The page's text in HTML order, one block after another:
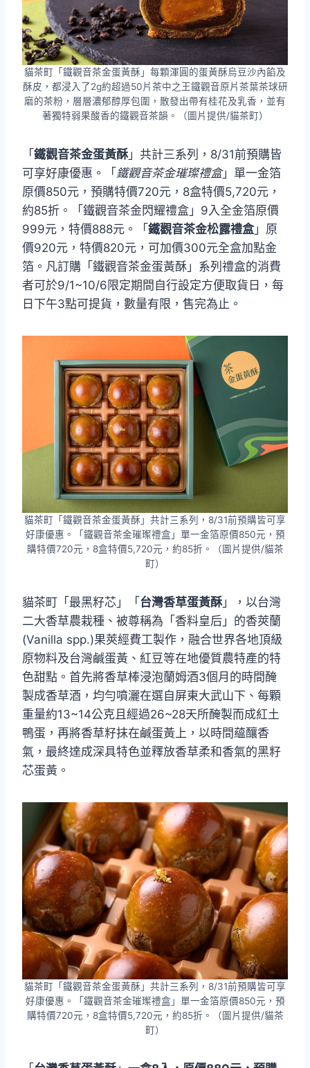
貓茶町「鐵觀音茶金蛋黃酥」每顆渾圓的蛋黃酥烏豆沙內餡及
酥皮，都浸入了2g約超過50片茶中之王鐵觀音原片茶葉茶球研
磨的茶粉，層層濃郁醇厚包圍，散發出帶有桂花及乳香，並有
著獨特弱果酸香的鐵觀音茶韻。（圖片提供/貓茶町）
「 鐵觀音茶金蛋黃酥」共計三系列，8/31前預購皆
可享好康優惠。「 鐵觀音茶金璀璨禮盒」單一金箔
原價850元，預購特價720元，8盒特價5,720元，
約85折。「鐵觀音茶金閃耀禮盒」9入全金箔原價
999元，特價888元。「 鐵觀音茶金松露禮盒」原
價920元，特價820元，可加價300元全盒加點金
箔。凡訂購「鐵觀音茶金蛋黃酥」系列禮盒的消費
者可於9/1~10/6限定期間自行設定方便取貨日，每
日下午3點可提貨，數量有限，售完為止。
貓茶町「鐵觀音茶金蛋黃酥」共計三系列，8/31前預購皆可享
好康優惠。「鐵觀音茶金璀璨禮盒」單一金箔原價850元，預
購特價720元，8盒特價5,720元，約85折。（圖片提供/貓茶
町）
貓茶町「最黑籽芯」「 台灣香草蛋黃酥」，以台灣
二大香草農栽種、被尊稱為「香料皇后」的香莢蘭
(Vanilla spp.)果莢經費工製作，融合世界各地頂級
原物料及台灣鹹蛋黃、紅豆等在地優質農特產的特
色甜點。首先將香草棒浸泡蘭姆酒3個月的時間醃
製成香草酒，均勻噴灑在選自屏東大武山下、每顆
重量約13~14公克且經過26~28天所醃製而成紅土
鴨蛋，再將香草籽抹在鹹蛋黃上，以時間蘊釀香
氣，最終達成深具特色並釋放香草柔和香氣的黑籽
芯蛋黃。
貓茶町「鐵觀音茶金蛋黃酥」共計三系列，8/31前預購皆可享
好康優惠。「鐵觀音茶金璀璨禮盒」單一金箔原價850元，預
購特價720元，8盒特價5,720元，約85折。（圖片提供/貓茶
町）